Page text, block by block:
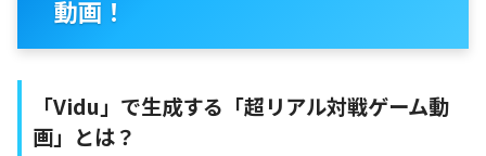
動画！
「Vidu」で生成する「超リアル対戦ゲーム動
画」とは？